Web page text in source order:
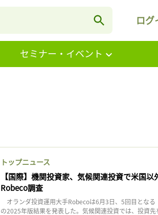
ログ
セミナー・イベント
トップニュース
【国際】機関投資家、気候関連投資で米国以
Robeco調査
オランダ投資運用大手Robecoは6月3日、5回目となる
の2025年版結果を発表した。気候関連投資では、投資